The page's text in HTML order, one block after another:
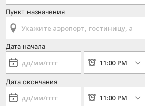
Пункт назначения
Дата начала
Дата окончания